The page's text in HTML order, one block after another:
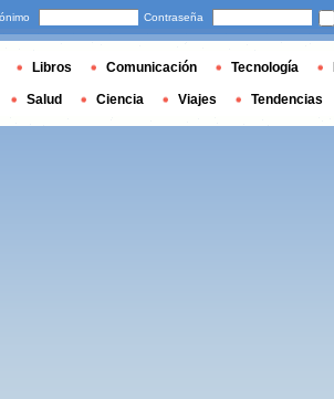
Contraseña
Libros Comunicación Tecnología
Salud Ciencia Viajes Tendencias